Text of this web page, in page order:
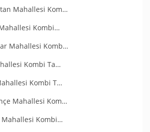
Mahallesi Kom…
Kombi…
Mahallesi Komb…
Kombi Ta…
Kombi T…
Mahallesi Kom…
Mahallesi Kombi…